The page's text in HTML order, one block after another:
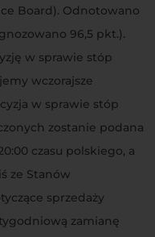
Board). Odnotowano
96,5 pkt.).
w sprawie stóp
wczorajsze
w sprawie stóp
zostanie podana
czasu polskiego, a
ze Stanów
sprzedaży
zamianę